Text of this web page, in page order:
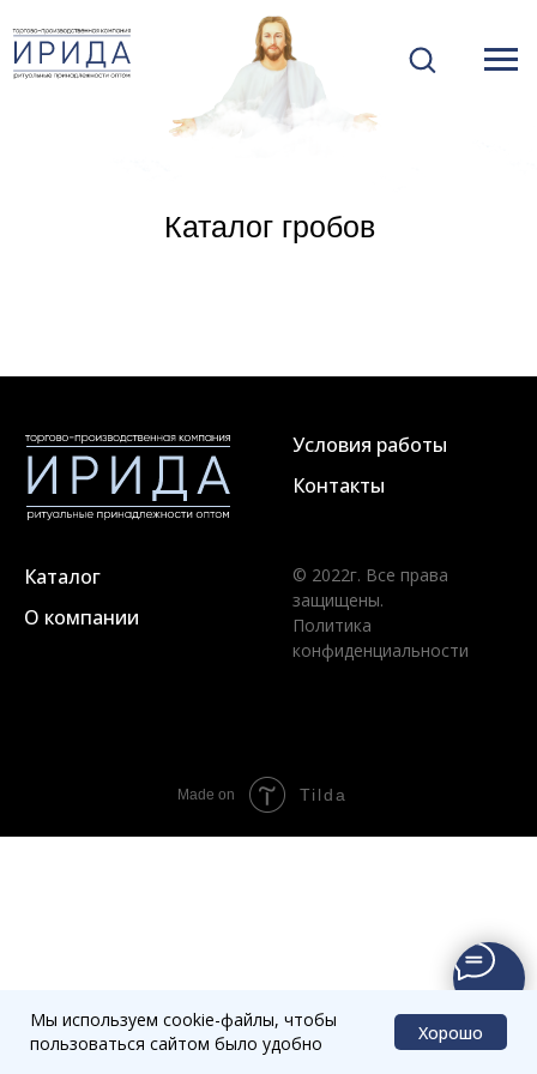
Каталог гробов
Условия работы
Контакты
Каталог
О компании
© 2022г. Все права
защищены.
Политика
конфиденциальности
Мы используем cookie-файлы, чтобы
пользоваться сайтом было удобно
Хорошо
Made on Tilda